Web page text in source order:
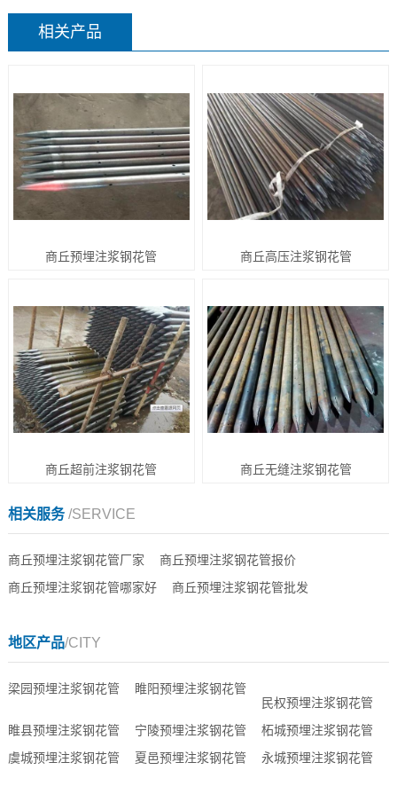
相关产品
商丘预埋注浆钢花管 商丘高压注浆钢花管
商丘超前注浆钢花管 商丘无缝注浆钢花管
相关服务/SERVICE
商丘预埋注浆钢花管厂家
商丘预埋注浆钢花管报价
商丘预埋注浆钢花管哪家好
商丘预埋注浆钢花管批发
地区产品/CITY
梁园预埋注浆钢花管
睢阳预埋注浆钢花管
民权预埋注浆钢花管
睢县预埋注浆钢花管
宁陵预埋注浆钢花管
柘城预埋注浆钢花管
虞城预埋注浆钢花管
夏邑预埋注浆钢花管 永城预埋注浆钢花管